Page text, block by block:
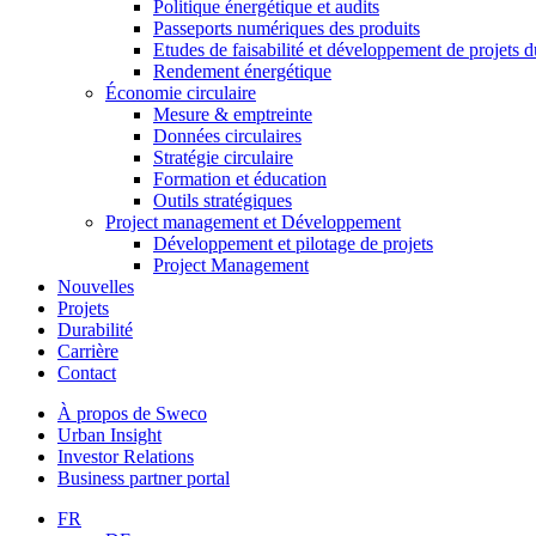
Politique énergétique et audits
Passeports numériques des produits
Etudes de faisabilité et développement de projets
Rendement énergétique
Économie circulaire
Mesure & emptreinte
Données circulaires
Stratégie circulaire
Formation et éducation
Outils stratégiques
Project management et Développement
Développement et pilotage de projets
Project Management
Nouvelles
Projets
Durabilité
Carrière
Contact
À propos de Sweco
Urban Insight
Investor Relations
Business partner portal
FR